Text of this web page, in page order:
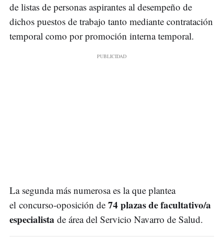
de listas de personas aspirantes al desempeño de
dichos puestos de trabajo tanto mediante contratación
temporal como por promoción interna temporal.
La segunda más numerosa es la que plantea
el concurso-oposición de 74 plazas de facultativo/a
especialista de área del Servicio Navarro de Salud.